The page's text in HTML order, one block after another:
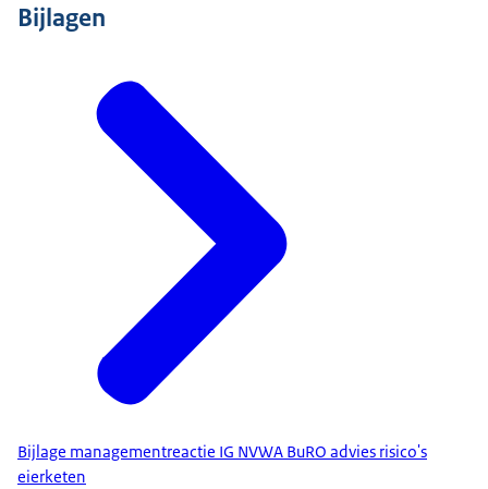
Bijlagen
Bijlage managementreactie IG NVWA BuRO advies risico's
eierketen